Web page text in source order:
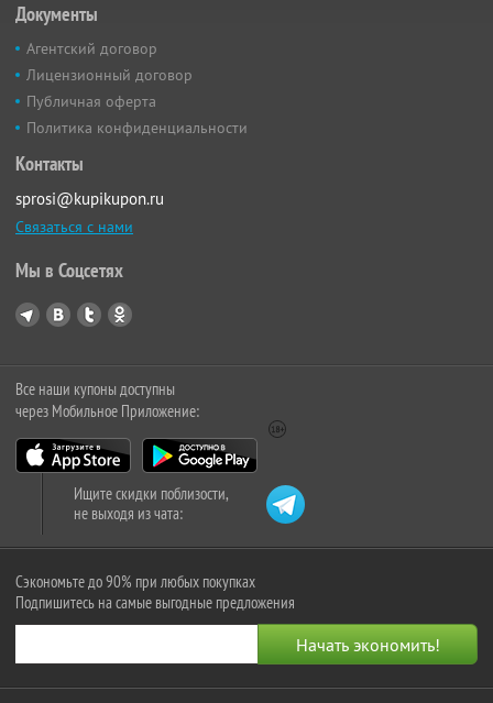
Документы
Агентский договор
Лицензионный договор
Публичная оферта
Политика конфиденциальности
Контакты
sprosi@kupikupon.ru
Связаться с нами
Мы в Соцсетях
Все наши купоны доступны
через Мобильное Приложение:
Ищите скидки поблизости,
не выходя из чата:
Сэкономьте до 90% при любых покупках
Подпишитесь на самые выгодные предложения